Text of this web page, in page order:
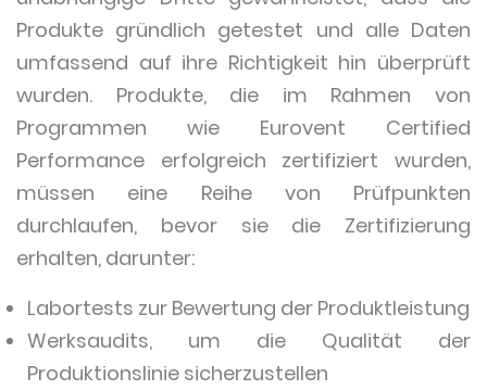
Produkte gründlich getestet und alle Daten
umfassend auf ihre Richtigkeit hin überprüft
wurden. Produkte, die im Rahmen von
Programmen wie Eurovent Certified
Performance erfolgreich zertifiziert wurden,
müssen eine Reihe von Prüfpunkten
durchlaufen, bevor sie die Zertifizierung
erhalten, darunter:
Labortests zur Bewertung der Produktleistung
Werksaudits, um die Qualität der
Produktionslinie sicherzustellen